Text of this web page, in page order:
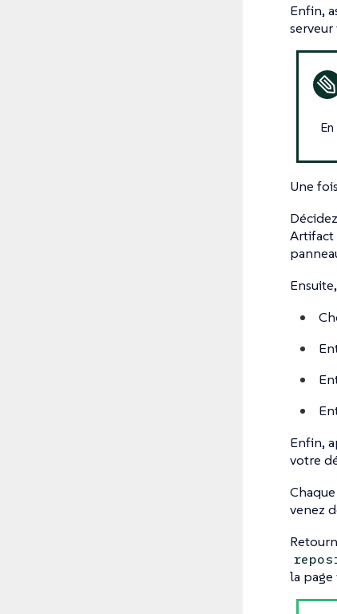
Enfin,
serveur
Une
Artifact
Enfin,
votre
venez
la page